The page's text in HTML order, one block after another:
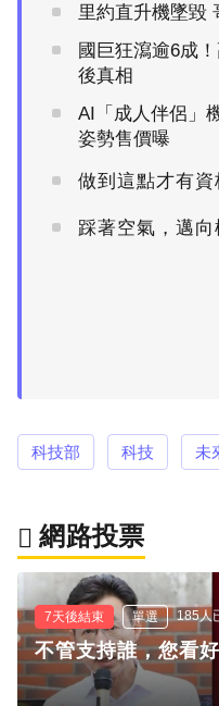
里約直升機墜毀
國巨狂瀉逾6成
後真相
AI「成人伴侶」
姿勢售價曝
做到這點才有資
踩著空氣，邁
科技部 科技 未
網路投票
7天後結束 單選 185人
不管支持誰，您看